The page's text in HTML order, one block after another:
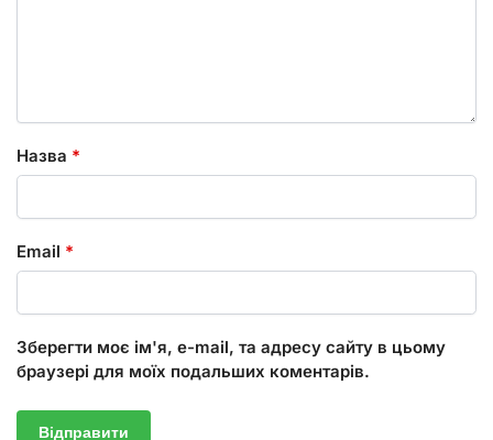
Назва *
Email *
Зберегти моє ім'я, e-mail, та адресу сайту в цьому
браузері для моїх подальших коментарів.